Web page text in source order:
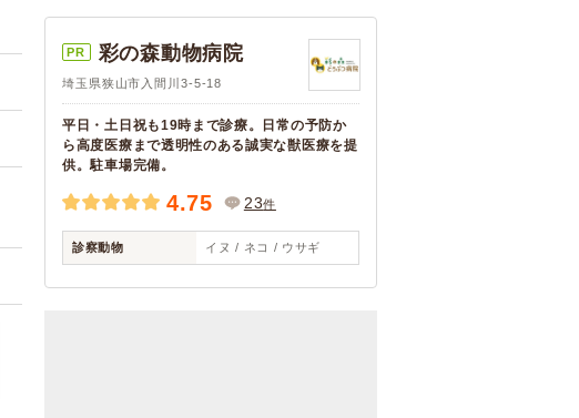
PR 彩の森動物病院
埼玉県狭山市入間川3-5-18
平日・土日祝も19時まで診療。日常の予防か
ら高度医療まで透明性のある誠実な獣医療を提
供。駐車場完備。
4.75 23件
診察動物 イヌ / ネコ / ウサギ